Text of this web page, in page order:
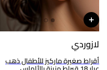
لازوردي
أقراط صغيرة ماركيز للأطفال ذهب